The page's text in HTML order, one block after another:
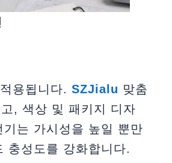
용됩니다. SZJialu 맞춤
, 색상 및 패키지 디자
는 가시성을 높일 뿐만
충성도를 강화합니다.